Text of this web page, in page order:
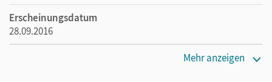
Erscheinungsdatum
28.09.2016
Mehr anzeigen